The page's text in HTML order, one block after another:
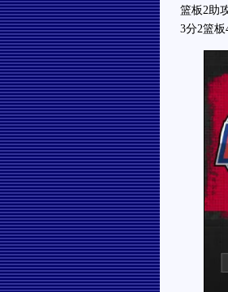
篮板2助
3分2篮板